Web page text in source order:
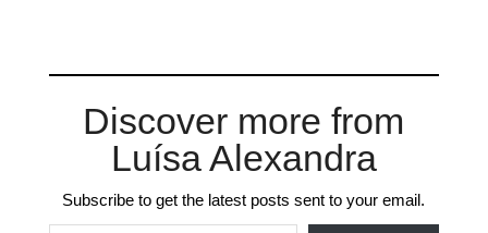
Discover more from
Luísa Alexandra
Subscribe to get the latest posts sent to your email.
Type your email…